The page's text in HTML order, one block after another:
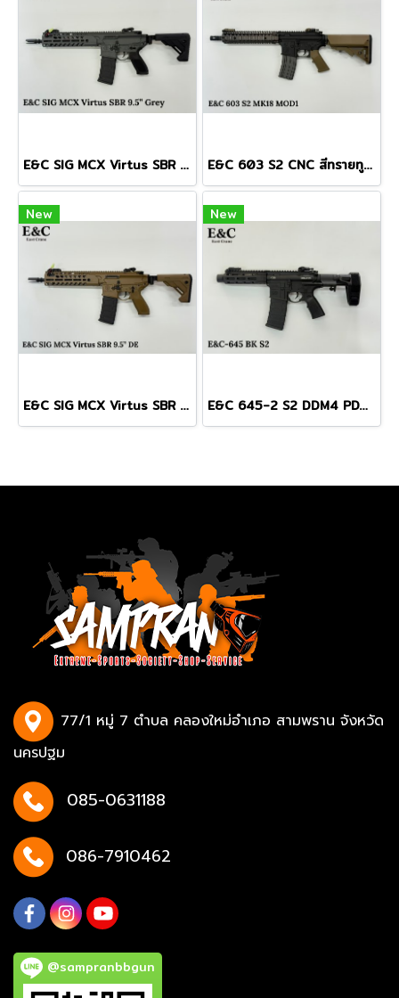
E&C SIG MCX Virtus SBR 9.5" สีเทา บอดี้โลหะ Gen 2 (QD 2.0) E&C 603 S2 CNC สีทรายทูโทน MK18 MOD1 บอดี้โลหะ Gen 2
New
E&C SIG MCX Virtus SBR 9.5" สีทราย บอดี้โลหะ Gen 2 (QD 2.0)
New
E&C 645-2 S2 DDM4 PDW AEG
77/1 หมู่ 7 ตำบล คลองใหม่อำเภอ สามพราน จังหวัด
นครปฐม
085-0631188
086-7910462
@sampranbbgun